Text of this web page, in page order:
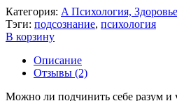
Категория: A Психология,
Тэги: подсознание, психология
В корзину
Описание
Отзывы (2)
Можно ли подчинить себе разум и